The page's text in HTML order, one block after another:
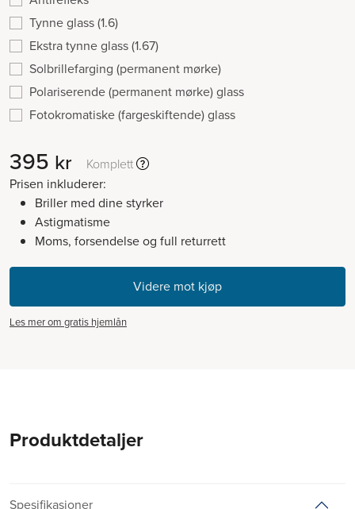
Tynne glass (1.6)
Ekstra tynne glass (1.67)
Solbrillefarging (permanent mørke)
Polariserende (permanent mørke) glass
Fotokromatiske (fargeskiftende) glass
395 kr
Komplett
Prisen inkluderer:
Briller med dine styrker
Astigmatisme
Moms, forsendelse og full returrett
Les mer om gratis hjemlån
Produktdetaljer
Spesifikasjoner